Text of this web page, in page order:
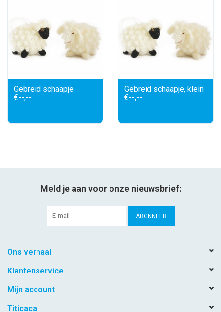
Gebreid schaapje
€--,--
Gebreid schaapje, klein
€--,--
Meld je aan voor onze nieuwsbrief:
ABONNEER
Ons verhaal
Klantenservice
Mijn account
Titicaca